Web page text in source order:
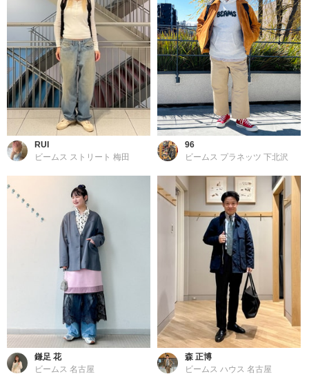
RUI
ビームス ストリート 梅田
96
ビームス プラネッツ 下北沢
鎌足 花
ビームス 名古屋
森 正博
ビームス ハウス 名古屋